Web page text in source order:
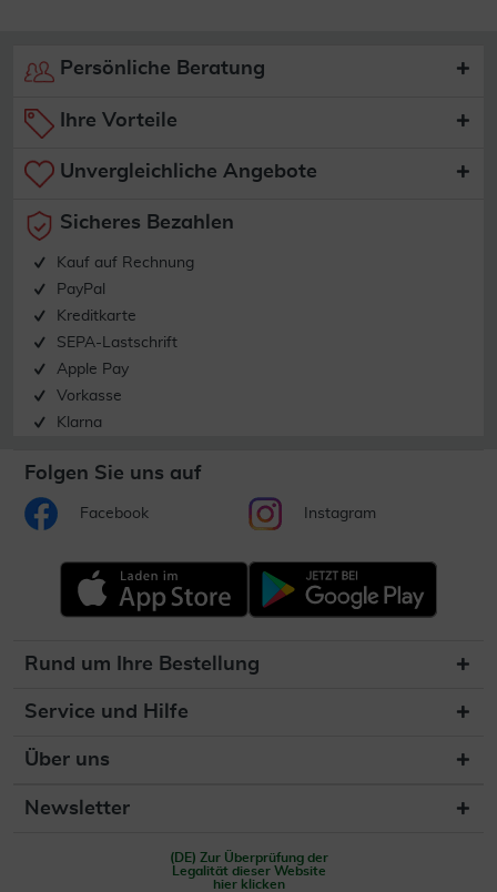
Persönliche Beratung
Ihre Vorteile
Unvergleichliche Angebote
Sicheres Bezahlen
Kauf auf Rechnung
PayPal
Kreditkarte
SEPA-Lastschrift
Apple Pay
Vorkasse
Klarna
Folgen Sie uns auf
Facebook Instagram
Rund um Ihre Bestellung
Service und Hilfe
Über uns
Newsletter
(DE) Zur Überprüfung der
Legalität dieser Website
hier klicken